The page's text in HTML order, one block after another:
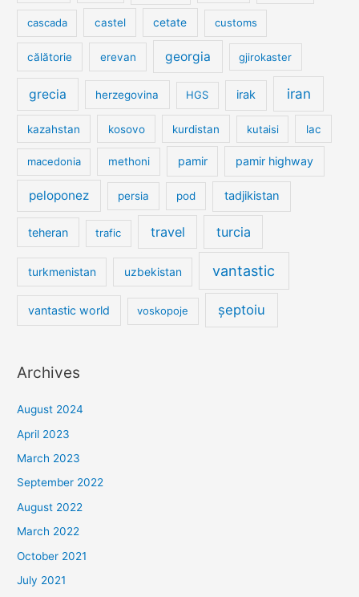
cascada castel cetate customs
călătorie erevan georgia gjirokaster
grecia herzegovina HGS irak iran
kazahstan kosovo kurdistan kutaisi lac
macedonia methoni pamir pamir highway
peloponez persia pod tadjikistan
teheran trafic travel turcia
turkmenistan uzbekistan vantastic
vantastic world voskopoje șeptoiu
Archives
August 2024
April 2023
March 2023
September 2022
August 2022
March 2022
October 2021
July 2021